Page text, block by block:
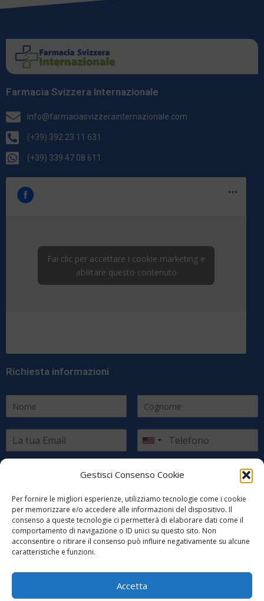
Gestisci Consenso Cookie
Per fornire le migliori esperienze, utilizziamo tecnologie come i cookie
per memorizzare e/o accedere alle informazioni del dispositivo. Il
consenso a queste tecnologie ci permetterà di elaborare dati come il
comportamento di navigazione o ID unici su questo sito. Non
acconsentire o ritirare il consenso può influire negativamente su alcune
caratteristiche e funzioni.
Accetta
Farmacia Svizzera Internazionale
info@farmaciasvizzerainternazionale.com
(+39) 392 23 11 631
(+39) 339 47 08 611
Fai clic per accettare i cookie marketing e
abilitare questo contenuto
Richiesta informazioni
Scegli il paese di residenza